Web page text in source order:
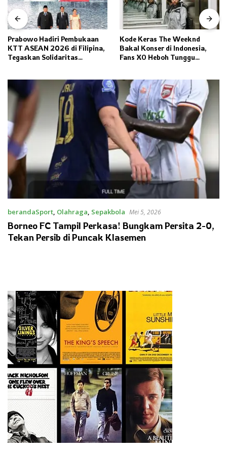
Prabowo Hadiri Pembukaan
KTT ASEAN 2026 di Filipina,
Tegaskan Solidaritas
Kode Keras The Weeknd
Bakal Konser di Indonesia,
Fans XO Heboh Tunggu
berandaSport, Olahraga, Sepakbola Mei 5, 2026
Borneo FC Tampil Perkasa! Bungkam Persita 2-0,
Tekan Persib di Puncak Klasemen